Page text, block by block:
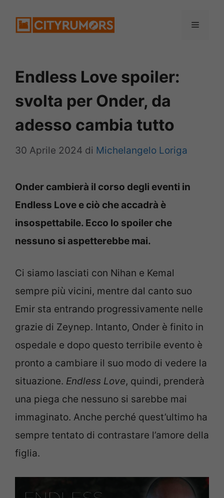
Menu
Endless Love spoiler:
svolta per Onder, da
adesso cambia tutto
30 Aprile 2024 di Michelangelo Loriga
Onder cambierà il corso degli eventi in
Endless Love e ciò che accadrà è
insospettabile. Ecco lo spoiler che
nessuno si aspetterebbe mai.
Ci siamo lasciati con Nihan e Kemal
sempre più vicini, mentre dal canto suo
Emir sta entrando progressivamente nelle
grazie di Zeynep. Intanto, Onder è finito in
ospedale e dopo questo terribile evento è
pronto a cambiare il suo modo di vedere la
situazione. Endless Love, quindi, prenderà
una piega che nessuno si sarebbe mai
immaginato. Anche perché quest’ultimo ha
sempre tentato di contrastare l’amore della
figlia.